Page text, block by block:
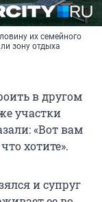
их семейного
зону отдыха
в другом
участки
«Вот вам
хотите».
и супруг